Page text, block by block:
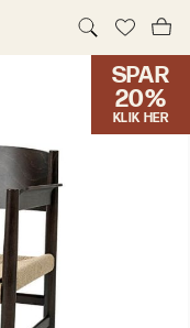
SPAR
20%
KLIK HER